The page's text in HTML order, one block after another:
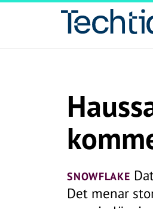
SNOWFLAKE
Det menar